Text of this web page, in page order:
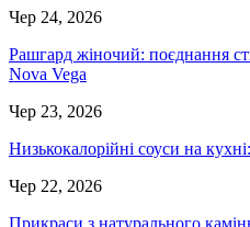
Чер 24, 2026
Рашгард жіночий: поєднання
Nova Vega
Чер 23, 2026
Низькокалорійні соуси на
Чер 22, 2026
Прикраси з натурального